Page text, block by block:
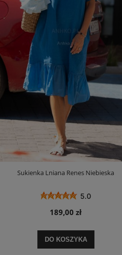
Sukienka Lniana Renes Niebieska
5.0
189,00 zł
DO KOSZYKA